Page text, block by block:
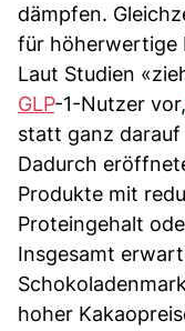
dämpfen.
für höherwertige
Laut Studien
GLP-1-Nutzer vor,
statt ganz darauf
Dadurch
Produkte mit
Proteingehalt
Insgesamt
hoher